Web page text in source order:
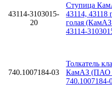
43114-3103015-
20
Ступица
43114, 43118
голая
43114-
740.1007184-03
Толкатель
КамАЗ (ПАО
740.1007184-